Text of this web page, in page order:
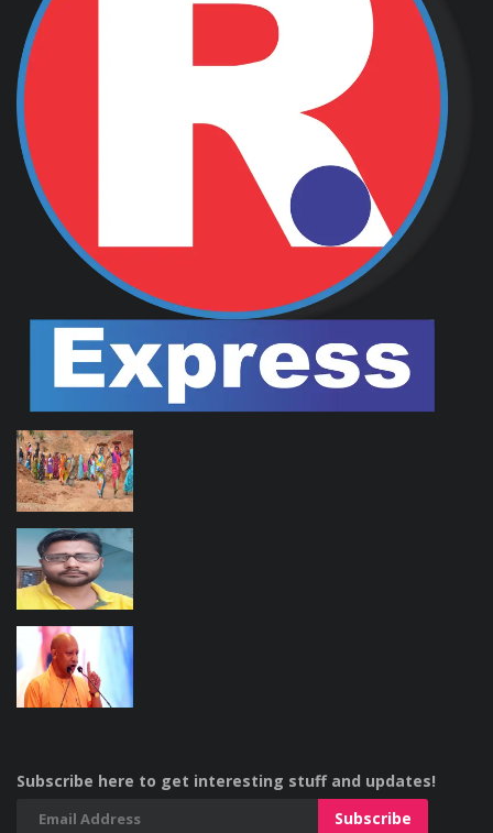
Subscribe here to get interesting stuff and updates!